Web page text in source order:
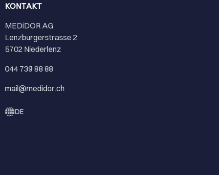
KONTAKT
MEDiDOR AG
Lenzburgerstrasse 2
5702 Niederlenz
044 739 88 88
mail@medidor.ch
DE